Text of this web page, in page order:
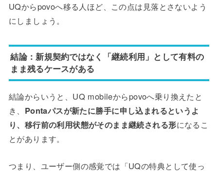
UQからpovoへ移る人ほど、この点は見落とさないよう
にしましょう。
結論：新規契約ではなく「継続利用」として有料の
まま残るケースがある
結論からいうと、UQ mobileからpovoへ乗り換えたと
き、 Pontaパスが新たに勝手に申し込まれるというよ
り、移行前の利用状態がそのまま継続される形になるこ
とがあります。
つまり、ユーザー側の感覚では「UQの特典として使っ